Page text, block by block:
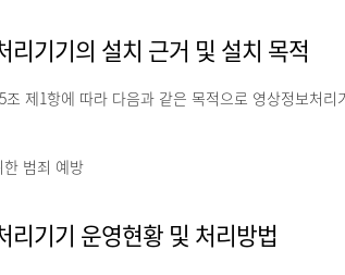
리기기의 설치 근거 및 설치 목적
제1항에 따라 다음과 같은 목적으로 영상정보처리
범죄 예방
리기기 운영현황 및 처리방법